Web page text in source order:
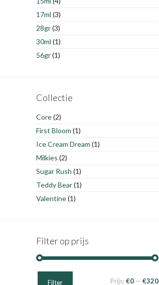
17ml (3)
28gr(3)
30ml (1)
56gr(1)
Collectie
Core(2)
First Bloom (1)
Ice Cream Dream (1)
Milkies (2)
Sugar Rush (1)
Teddy Bear(1)
Valentine(1)
Filter op prijs
Filter Prijs:€0 —€320